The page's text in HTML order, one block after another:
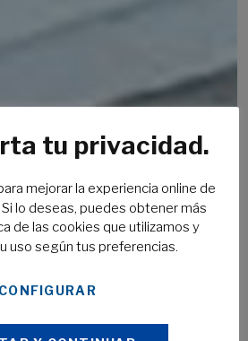
tu privacidad.
mejorar la experiencia online de
lo deseas, puedes obtener más
de las cookies que utilizamos y
uso según tus preferencias.
CONFIGURAR